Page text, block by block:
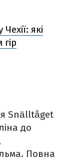
які
Snälltåget
до
Повна